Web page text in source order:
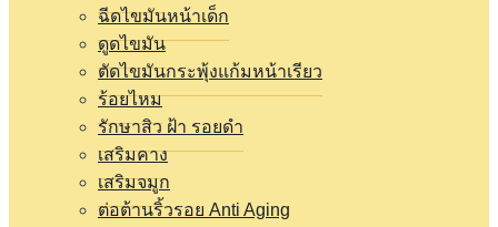
ฉีดไขมันหน้าเด็ก
ดูดไขมัน
ตัดไขมันกระพุ้งแก้มหน้าเรียว
ร้อยไหม
รักษาสิว ฝ้า รอยดำ
เสริมคาง
เสริมจมูก
ต่อต้านริ้วรอย Anti Aging